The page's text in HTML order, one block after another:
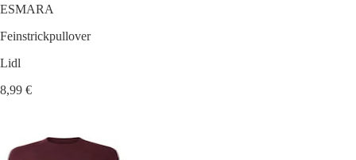
ESMARA
Feinstrickpullover
Lidl
8,99 €